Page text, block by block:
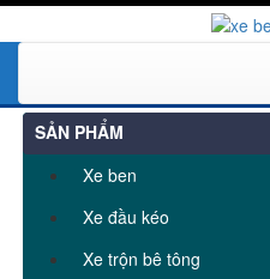
SẢN PHẨM
Xe ben
Xe đầu kéo
Xe trộn bê tông